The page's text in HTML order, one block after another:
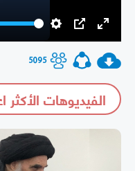
5095
الفيديوهات الأكثر